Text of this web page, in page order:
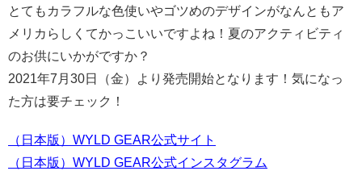
とてもカラフルな色使いやゴツめのデザインがなんともア
メリカらしくてかっこいいですよね！夏のアクティビティ
のお供にいかがですか？
2021年7月30日（金）より発売開始となります！気になっ
た方は要チェック！
（日本版）WYLD GEAR公式サイト
（日本版）WYLD GEAR公式インスタグラム